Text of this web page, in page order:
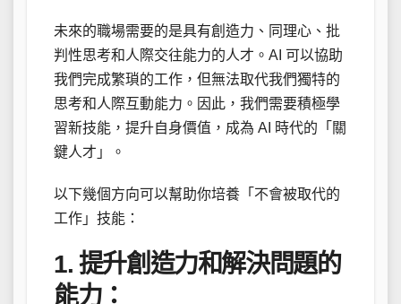
未來的職場需要的是具有創造力、同理心、批
判性思考和人際交往能力的人才。AI 可以協助
我們完成繁瑣的工作，但無法取代我們獨特的
思考和人際互動能力。因此，我們需要積極學
習新技能，提升自身價值，成為 AI 時代的「關
鍵人才」。
以下幾個方向可以幫助你培養「不會被取代的
工作」技能：
1. 提升創造力和解決問題的
能力：